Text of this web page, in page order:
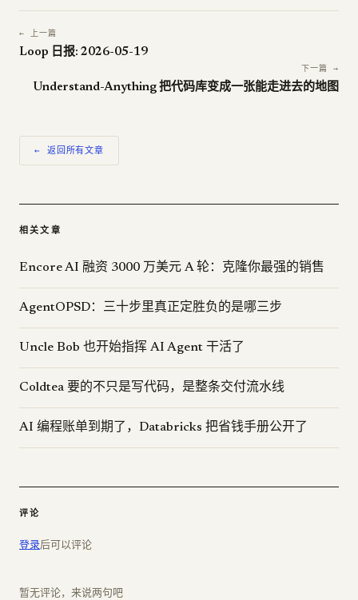
← 上一篇
Loop 日报: 2026-05-19
下一篇 →
Understand-Anything 把代码库变成一张能走进去的地图
← 返回所有文章
相关文章
Encore AI 融资 3000 万美元 A 轮：克隆你最强的销售
AgentOPSD：三十步里真正定胜负的是哪三步
Uncle Bob 也开始指挥 AI Agent 干活了
Coldtea 要的不只是写代码，是整条交付流水线
AI 编程账单到期了，Databricks 把省钱手册公开了
评论
登录后可以评论
暂无评论，来说两句吧